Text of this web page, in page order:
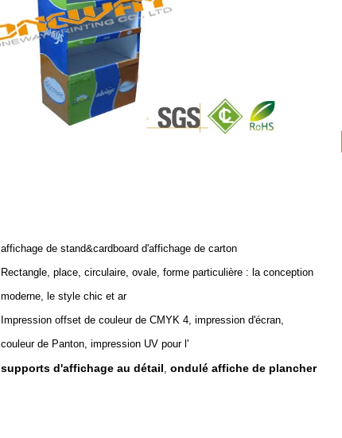
affichage de stand&cardboard d'affichage de carton
Rectangle, place, circulaire, ovale, forme particulière : la conception
moderne, le style chic et ar
Impression offset de couleur de CMYK 4, impression d'écran,
couleur de Panton, impression UV pour l'
supports d'affichage au détail, ondulé affiche de plancher